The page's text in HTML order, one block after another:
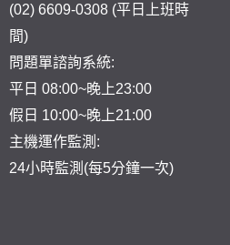
(02) 6609-0308 (平日上班時
間)
問題單諮詢系統:
平日 08:00~晚上23:00
假日 10:00~晚上21:00
主機運作監測:
24小時監測(每5分鐘一次)